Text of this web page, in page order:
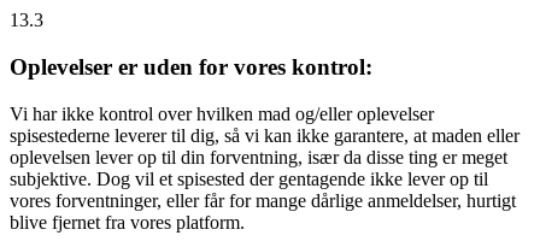
13.3
Oplevelser er uden for vores kontrol:
Vi har ikke kontrol over hvilken mad og/eller oplevelser
spisestederne leverer til dig, så vi kan ikke garantere, at maden eller
oplevelsen lever op til din forventning, især da disse ting er meget
subjektive. Dog vil et spisested der gentagende ikke lever op til
vores forventninger, eller får for mange dårlige anmeldelser, hurtigt
blive fjernet fra vores platform.